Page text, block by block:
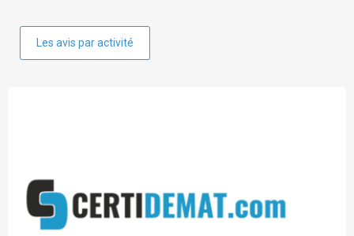
Les avis par activité